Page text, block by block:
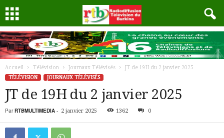
Accueil Télévision Journaux Télévisés
JT de 19H du 2 janvier 2025
TÉLÉVISION
JOURNAUX TÉLÉVISÉS
JT de 19H du 2 janvier 2025
Par RTBMULTIMEDIA - 2 janvier 2025 1362 0